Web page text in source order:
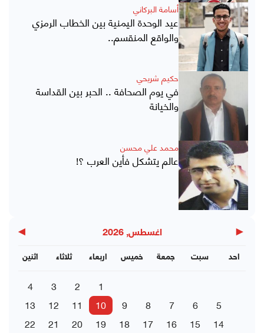
أسامة البركاني
عيد الوحدة اليمنية بين الخطاب الرمزي
والواقع المنقسم..
حكيم شريحي
في يوم الصحافة .. الحبر بين القداسة
والخيانة
محمد علي محسن
عالم يتشكل فأين العرب ؟!
◀ اغسطس, 2026 ▶
اثنين ثلاثاء اربعاء خميس جمعة سبت احد
1
2
3
4
5
6
7
8
9
10
11
12
13
14
15
16
17
18
19
20
21
22